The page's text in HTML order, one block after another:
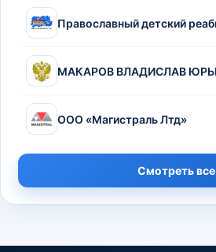
ООО «Магистраль Лтд»
Смотреть все